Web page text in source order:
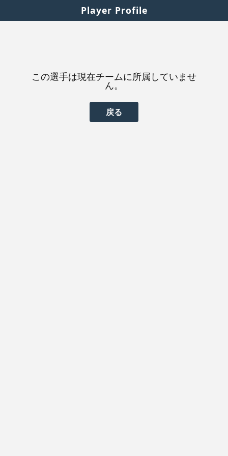
Player Profile
この選手は現在チームに所属していませ
ん。
戻る